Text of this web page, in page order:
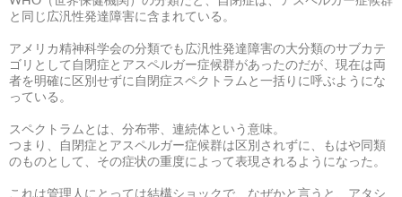
と同じ広汎性発達障害に含まれている。
アメリカ精神科学会の分類でも広汎性発達障害の大分類のサブカテ
ゴリとして自閉症とアスペルガー症候群があったのだが、現在は両
者を明確に区別せずに自閉症スペクトラムと一括りに呼ぶようにな
っている。
スペクトラムとは、分布帯、連続体という意味。
つまり、自閉症とアスペルガー症候群は区別されずに、もはや同類
のものとして、その症状の重度によって表現されるようになった。
これは管理人にとっては結構ショックで、なぜかと言うと、アタシ